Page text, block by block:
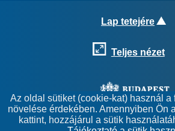
Lap tetejére
Teljes nézet
© Budapest Főváros
fenntartva.
Az oldal sütiket (cookie-kat) használ
növelése érdekében. Amennyiben Ön
kattint, hozzájárul a sütik